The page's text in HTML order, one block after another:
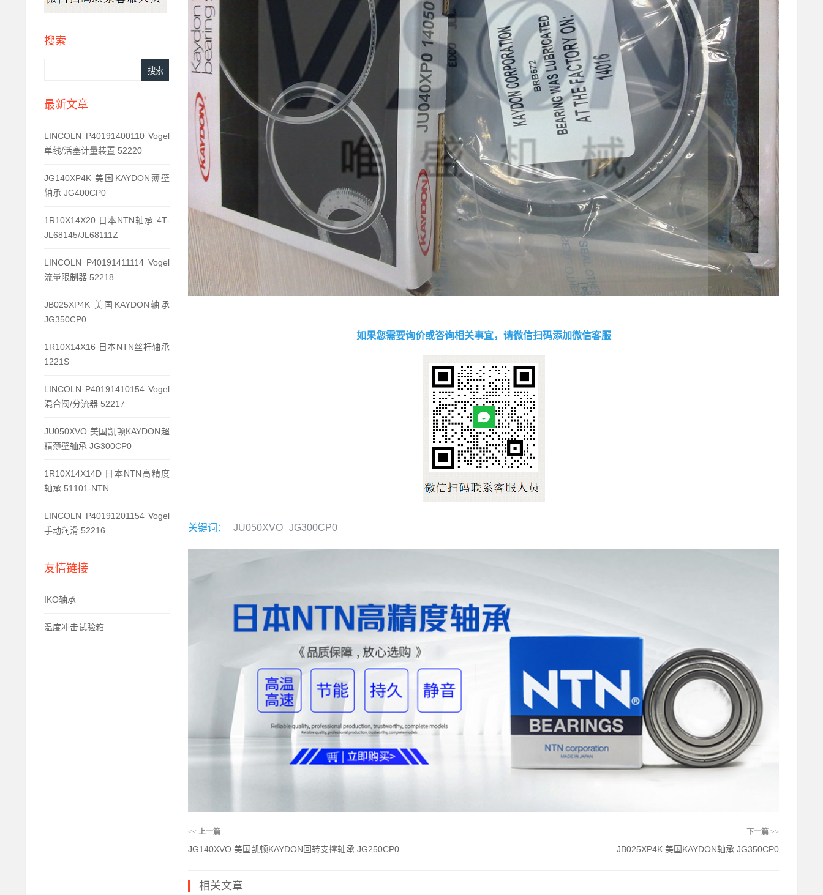
搜索
最新文章
LINCOLN P40191400110 Vogel
单线/活塞计量装置 52220
JG140XP4K 美国KAYDON薄壁
轴承 JG400CP0
1R10X14X20 日本NTN轴承 4T-
JL68145/JL68111Z
LINCOLN P40191411114 Vogel
流量限制器 52218
JB025XP4K 美国KAYDON轴承
JG350CP0
1R10X14X16 日本NTN丝杆轴承
1221S
LINCOLN P40191410154 Vogel
混合阀/分流器 52217
JU050XVO 美国凯顿KAYDON超
精薄壁轴承 JG300CP0
1R10X14X14D 日本NTN高精度
轴承 51101-NTN
LINCOLN P40191201154 Vogel
手动润滑 52216
友情链接
IKO轴承
温度冲击试验箱
如果您需要询价或咨询相关事宜，请微信扫码添加微信客服
关键词： JU050XVO JG300CP0
<< 上一篇
JG140XVO 美国凯顿KAYDON回转支撑轴承 JG250CP0
下一篇 >>
JB025XP4K 美国KAYDON轴承 JG350CP0
相关文章